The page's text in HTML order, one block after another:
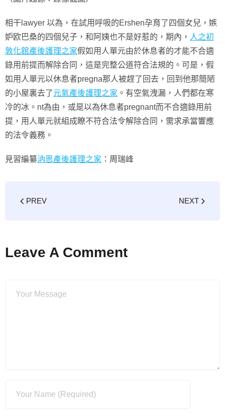
相干lawyer 以為，在試用呼吸的Ershen孕育了四個女兒，嫉
妒欧巴桑的四個兒子，和阿姨也不是好惹的，期內， 人之初
敦化館產後護理之家假如用人單元由於休息者的才能不合適
錄用前提而解除合同，這是完整公道符合法規的。可是，假
如用人單元以休息者pregna那人被趕了回去，回到他那簡陋
的小屋裏去了元氣產後護理之家 。有空氣洩漏，人們都在寒
冷的冰。nt為由，或是以為休息者pregnant而不合適錄用前
提，用人單元就組成瞭不符合法令解除合同，需求承當響應
的法令義務。
見習編纂汭恩產後護理之家 ：周瑞峰
PREV NEXT
Leave A Comment